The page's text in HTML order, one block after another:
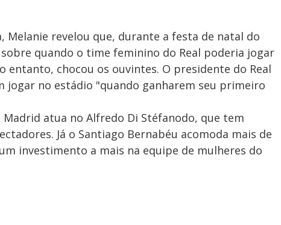
revelou que, durante a festa de natal do
quando o time feminino do Real poderia jogar
entanto, chocou os ouvintes. O presidente do Real
jogar no estádio "quando ganharem seu primeiro
atua no Alfredo Di Stéfanodo, que tem
Já o Santiago Bernabéu acomoda mais de
investimento a mais na equipe de mulheres do